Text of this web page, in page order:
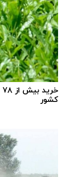
کشور